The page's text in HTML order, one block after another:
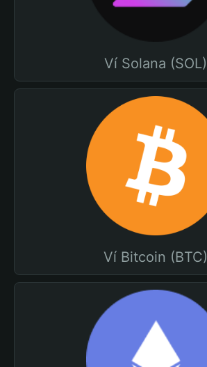
Ví Solana (SOL)
Ví Bitcoin (BTC)